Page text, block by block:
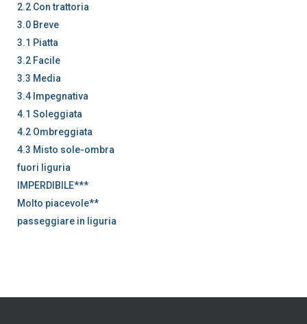
2.2 Con trattoria
3.0 Breve
3.1 Piatta
3.2 Facile
3.3 Media
3.4 Impegnativa
4.1 Soleggiata
4.2 Ombreggiata
4.3 Misto sole-ombra
fuori liguria
IMPERDIBILE***
Molto piacevole**
passeggiare in liguria